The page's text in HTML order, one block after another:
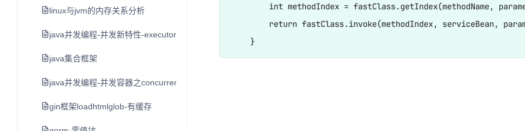
linux与jvm的内存关系分析
java并发编程-并发新特性-executor框架与线程池
java集合框架
java并发编程-并发容器之concurrenthashmap
gin框架loadhtmlglob-有缓存
int methodIndex = fastClass.getIndex(methodName,
return fastClass.invoke(methodIndex, serviceBean,
    }